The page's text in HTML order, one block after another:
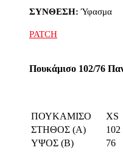
ΣΥΝΘΕΣΗ: Ύφασμα
PATCH
Πουκάμισο 102/76
ΠΟΥΚΑΜΙΣΟ XS
ΣΤΗΘΟΣ (Α)
102
ΥΨΟΣ (Β)
76